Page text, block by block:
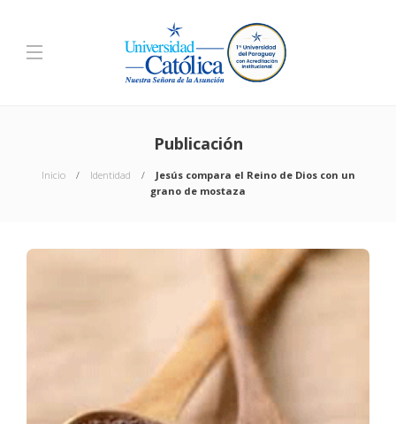
Publicación
Inicio Identidad
Jesús compara el Reino de Dios con un
grano de mostaza